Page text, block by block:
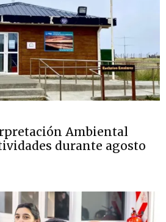
Ambiental
durante agosto